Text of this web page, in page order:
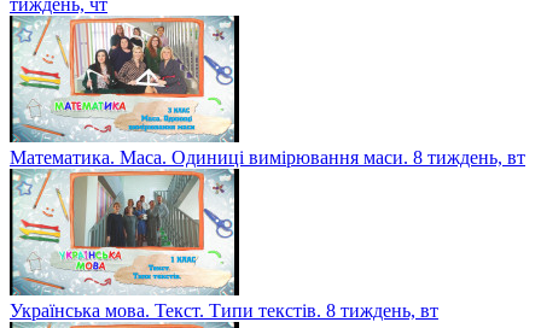
Математика. Маса. Одиниці вимірювання маси. 8 тиждень, вт
Українська мова. Текст. Типи текстів. 8 тиждень, вт